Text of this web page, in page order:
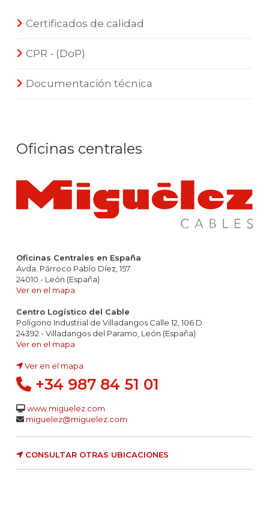
Certificados de calidad
CPR - (DoP)
Documentación técnica
Oficinas centrales
Oficinas Centrales en España
Avda. Párroco Pablo Díez, 157
24010 - León (España)
Ver en el mapa
Centro Logístico del Cable
Polígono Industrial de Villadangos Calle 12, 106 D
24392 - Villadangos del Paramo, León (España)
Ver en el mapa
Ver en el mapa
+34 987 84 51 01
www.miguelez.com
miguelez@miguelez.com
CONSULTAR OTRAS UBICACIONES